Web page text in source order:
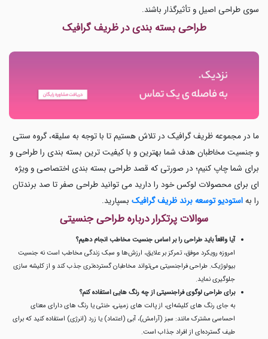
سوی طراحی اصیل و تأثیرگذار باشند.
طراحی بسته بندی در ظریف گرافیک
ما در مجموعه ظریف گرافیک در تلاش هستیم تا با توجه به سلیقه، گروه سنتی
و جنسیت مخاطبان هدف شما بهترین و با کیفیت ترین بسته بندی را طراحی و
برای شما چاپ کنیم؛ در صورتی که قصد طراحی بسته بندی اختصاصی و ویژه
ای برای محصولات لوکس خود را دارید می توانید طراحی صفر تا صد برندتان
را بهاستودیو توسعه برند ظریف گرافیک بسپارید.
سوالات پرتکرار درباره طراحی جنسیتی
آیا واقعاً باید طراحی را بر اساس جنسیت مخاطب انجام دهیم؟
امروزه رویکرد موفق، تمرکز بر علایق، ارزش‌ها و سبک زندگی مخاطب است نه جنسیت
بیولوژیک. طراحی فراجنسیتی می‌تواند مخاطبان گسترده‌تری جذب کند و از کلیشه سازی
جلوگیری نماید.
برای طراحی لوگوی فراجنسیتی از چه رنگ هایی استفاده کنم؟
به جای رنگ های کلیشه‌ای، از پالت های زمینی، خنثی یا رنگ های دارای معنای
احساسی مشترک مانند: سبز (آرامش)، آبی (اعتماد) یا زرد (انرژی) استفاده کنید که برای
طیف گسترده‌ای از افراد جذاب است.